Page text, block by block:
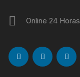
Online 24 Horas